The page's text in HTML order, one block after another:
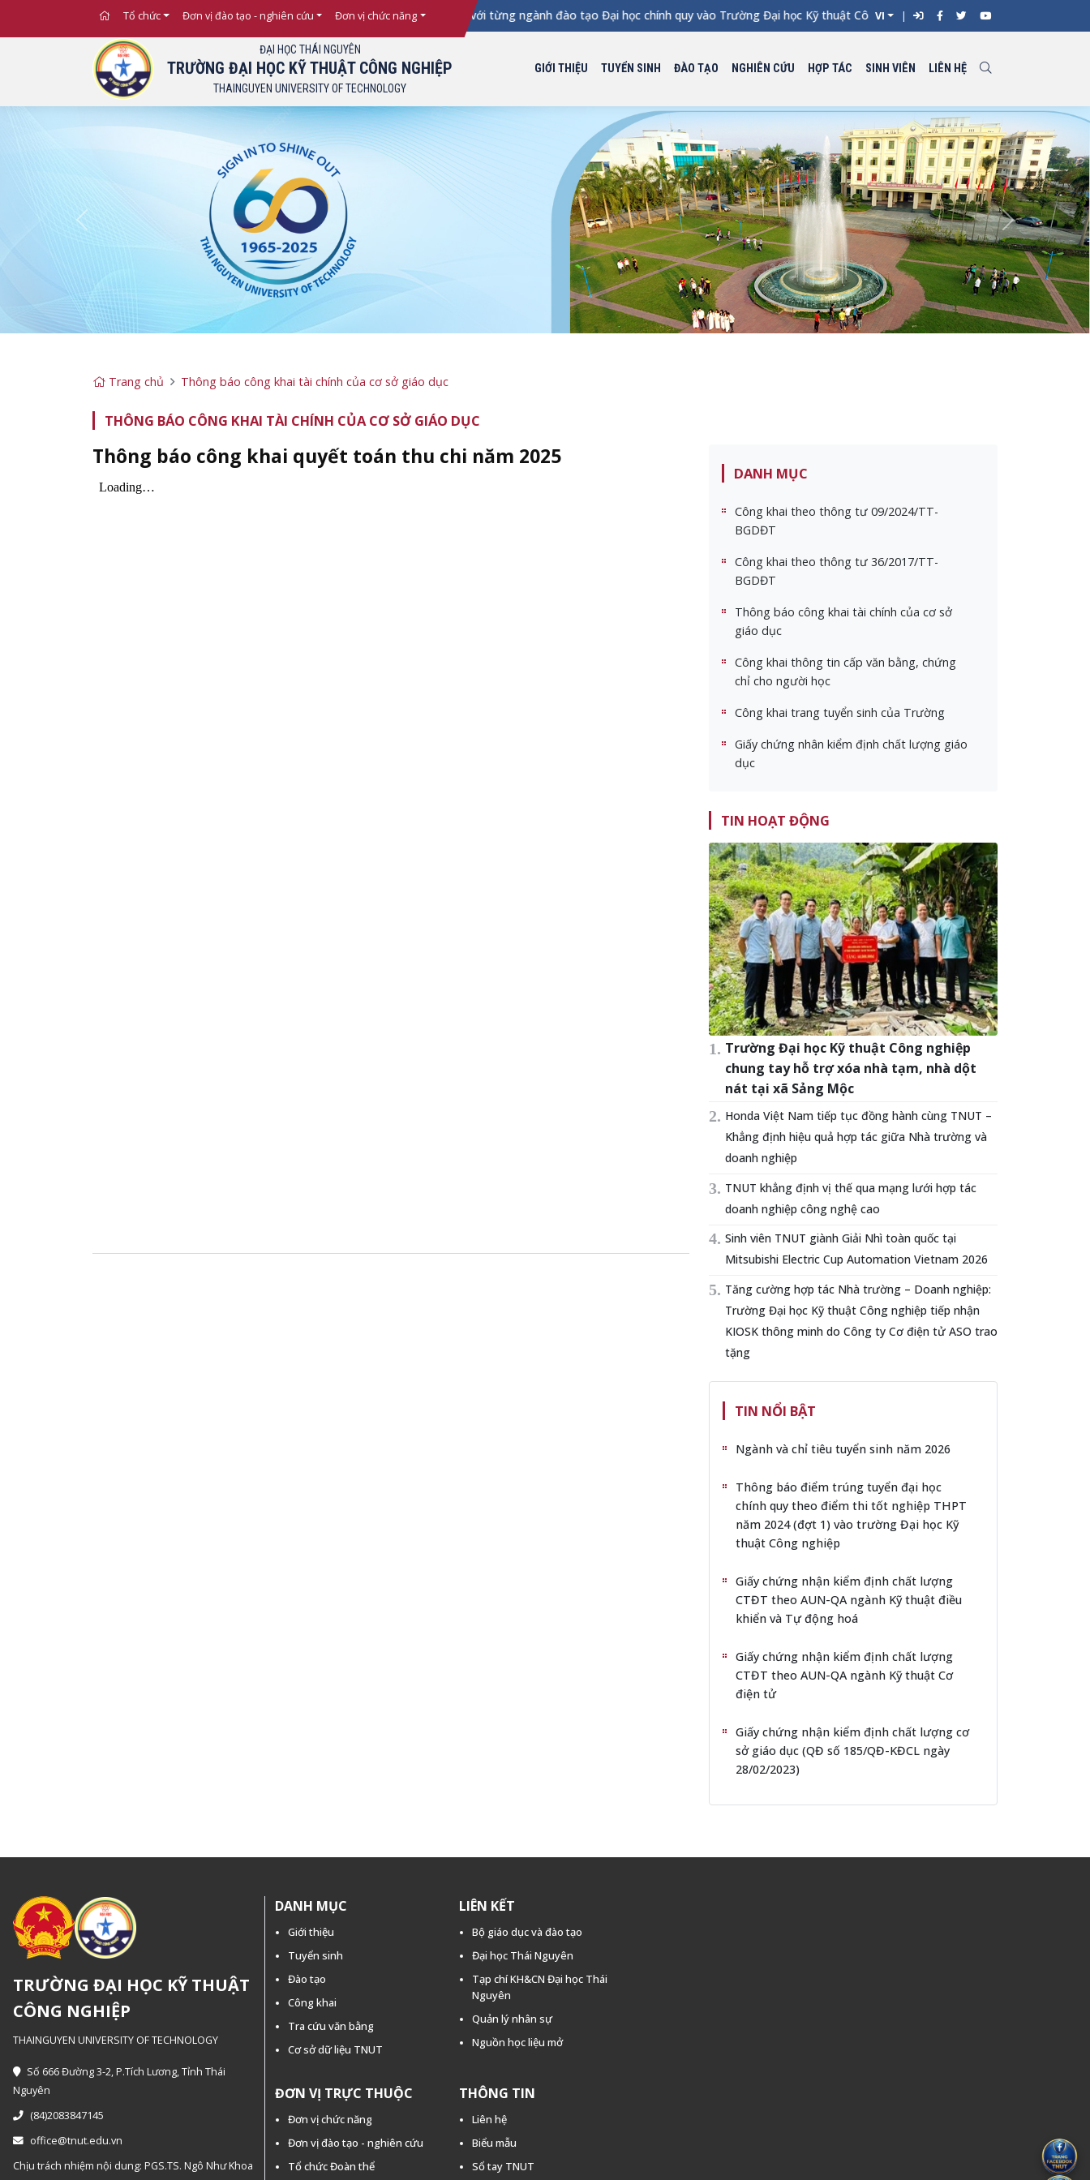
Tổ chức Đơn vị đào tạo - nghiên cứu Đơn vị chức năng
Thông báo Ngưỡng điểm xét tuyển đối với từng ngành đào tạo Đại học chính quy vào Trường Đại học Kỹ thuật Công nghiệp đợt 1 năm 2026 -
VI
ĐẠI HỌC THÁI NGUYÊN
TRƯỜNG ĐẠI HỌC KỸ THUẬT CÔNG NGHIỆP
THAINGUYEN UNIVERSITY OF TECHNOLOGY
GIỚI THIỆU TUYỂN SINH ĐÀO TẠO NGHIÊN CỨU HỢP TÁC SINH VIÊN LIÊN HỆ
Previous Next
Trang chủ Thông báo công khai tài chính của cơ sở giáo dục
THÔNG BÁO CÔNG KHAI TÀI CHÍNH CỦA CƠ SỞ GIÁO DỤC
Thông báo công khai quyết toán thu chi năm 2025
DANH MỤC
Công khai theo thông tư 09/2024/TT-
BGDĐT
Công khai theo thông tư 36/2017/TT-
BGDĐT
Thông báo công khai tài chính của cơ sở
giáo dục
Công khai thông tin cấp văn bằng, chứng
chỉ cho người học
Công khai trang tuyển sinh của Trường
Giấy chứng nhân kiểm định chất lượng giáo
dục
TIN HOẠT ĐỘNG
Trường Đại học Kỹ thuật Công nghiệp
chung tay hỗ trợ xóa nhà tạm, nhà dột
nát tại xã Sảng Mộc
Honda Việt Nam tiếp tục đồng hành cùng TNUT –
Khẳng định hiệu quả hợp tác giữa Nhà trường và
doanh nghiệp
TNUT khẳng định vị thế qua mạng lưới hợp tác
doanh nghiệp công nghệ cao
Sinh viên TNUT giành Giải Nhì toàn quốc tại
Mitsubishi Electric Cup Automation Vietnam 2026
Tăng cường hợp tác Nhà trường – Doanh nghiệp:
Trường Đại học Kỹ thuật Công nghiệp tiếp nhận
KIOSK thông minh do Công ty Cơ điện tử ASO trao
tặng
TIN NỔI BẬT
Ngành và chỉ tiêu tuyển sinh năm 2026
Thông báo điểm trúng tuyển đại học
chính quy theo điểm thi tốt nghiệp THPT
năm 2024 (đợt 1) vào trường Đại học Kỹ
thuật Công nghiệp
Giấy chứng nhận kiểm định chất lượng
CTĐT theo AUN-QA ngành Kỹ thuật điều
khiển và Tự động hoá
Giấy chứng nhận kiểm định chất lượng
CTĐT theo AUN-QA ngành Kỹ thuật Cơ
điện tử
Giấy chứng nhận kiểm định chất lượng cơ
sở giáo dục (QĐ số 185/QĐ-KĐCL ngày
28/02/2023)
TRƯỜNG ĐẠI HỌC KỸ THUẬT
CÔNG NGHIỆP
THAINGUYEN UNIVERSITY OF TECHNOLOGY
Số 666 Đường 3-2, P.Tích Lương, Tỉnh Thái
Nguyên
(84)2083847145
office@tnut.edu.vn
Chịu trách nhiệm nội dung: PGS.TS. Ngô Như Khoa
DANH MỤC
Giới thiệu
Tuyển sinh
Đào tạo
Công khai
Tra cứu văn bằng
Cơ sở dữ liệu TNUT
LIÊN KẾT
Bộ giáo dục và đào tạo
Đại học Thái Nguyên
Tạp chí KH&CN Đại học Thái
Nguyên
Quản lý nhân sự
Nguồn học liệu mở
ĐƠN VỊ TRỰC THUỘC
Đơn vị chức năng
Đơn vị đào tạo - nghiên cứu
Tổ chức Đoàn thể
THÔNG TIN
Liên hệ
Biểu mẫu
Sổ tay TNUT